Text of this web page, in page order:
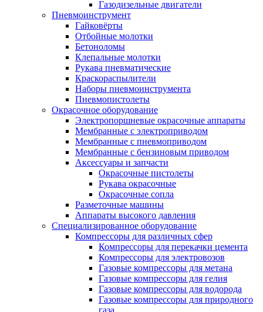
Газодизельные двигатели
Пневмоинструмент
Гайковёрты
Отбойные молотки
Бетоноломы
Клепальные молотки
Рукава пневматические
Краскораспылители
Наборы пневмоинструмента
Пневмопистолеты
Окрасочное оборудование
Электропоршневые окрасочные аппараты
Мембранные с электроприводом
Мембранные с пневмоприводом
Мембранные с бензиновым приводом
Аксессуары и запчасти
Окрасочные пистолеты
Рукава окрасочные
Окрасочные сопла
Разметочные машины
Аппараты высокого давления
Специализированное оборудование
Компрессоры для различных сфер
Компрессоры для перекачки цемента
Компрессоры для электровозов
Газовые компрессоры для метана
Газовые компрессоры для гелия
Газовые компрессоры для водорода
Газовые компрессоры для природного
газа